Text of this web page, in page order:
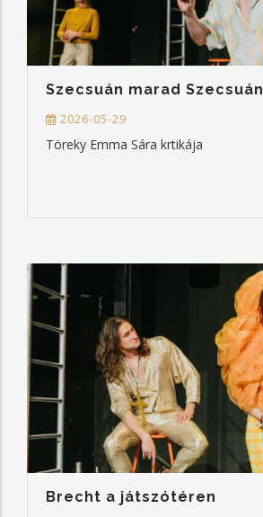
Szecsuán marad Szecsuán
2026-05-29
Töreky Emma Sára krtikája
Brecht a játszótéren